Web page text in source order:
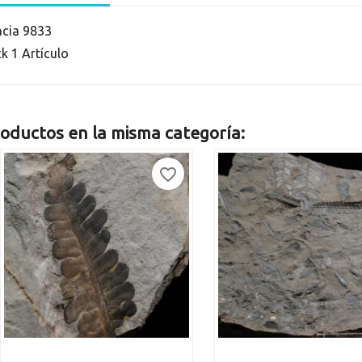
9833
1 Artículo
en la misma categoría:
favorite_border